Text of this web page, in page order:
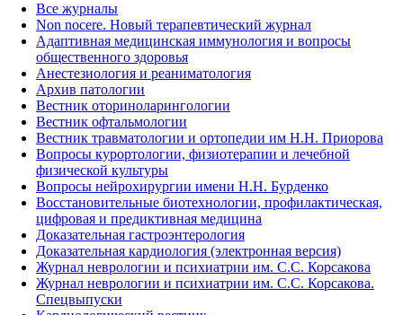
Все журналы
Non nocere. Новый терапевтический журнал
Адаптивная медицинская иммунология и вопросы
общественного здоровья
Анестезиология и реаниматология
Архив патологии
Вестник оториноларингологии
Вестник офтальмологии
Вестник травматологии и ортопедии им Н.Н. Приорова
Вопросы курортологии, физиотерапии и лечебной
физической культуры
Вопросы нейрохирургии имени Н.Н. Бурденко
Восстановительные биотехнологии, профилактическая,
цифровая и предиктивная медицина
Доказательная гастроэнтерология
Доказательная кардиология (электронная версия)
Журнал неврологии и психиатрии им. С.С. Корсакова
Журнал неврологии и психиатрии им. С.С. Корсакова.
Спецвыпуски